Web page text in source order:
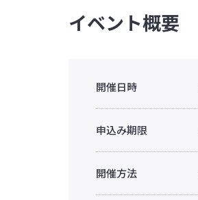
イベント概要
開催日時
申込み期限
開催方法